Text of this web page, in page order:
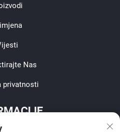
Nas
privatnosti